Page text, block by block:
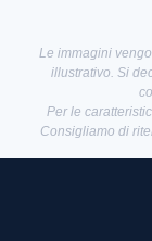
Le immagini
illustrativo. Si
Per le
Consigliamo di